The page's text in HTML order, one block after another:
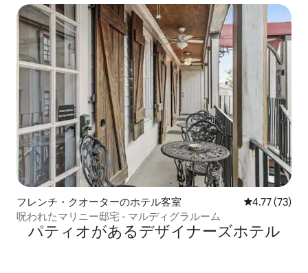
フレンチ・クオーターのホテル客室 レビュー73
4.77 (73)
呪われたマリニー邸宅 - マルディグラルーム
パティオがあるデ⁠ザ⁠イ⁠ナ⁠ー⁠ズホ⁠テ⁠ル